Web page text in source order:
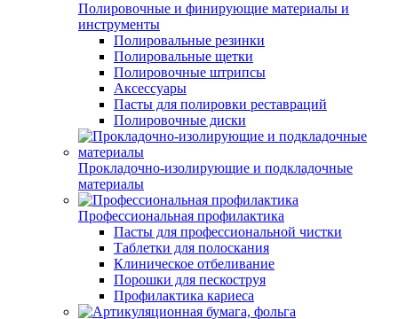
Полировочные и финирующие материалы и
инструменты
Полировальные резинки
Полировальные щетки
Полировочные штрипсы
Аксессуары
Пасты для полировки реставраций
Полировочные диски
Прокладочно-изолирующие и подкладочные
материалы
Профессиональная профилактика
Пасты для профессиональной чистки
Таблетки для полоскания
Клиническое отбеливание
Порошки для пескоструя
Профилактика кариеса